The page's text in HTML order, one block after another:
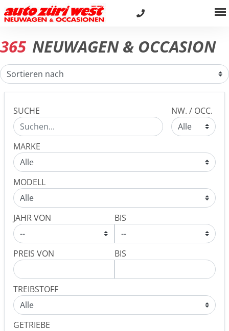
365 NEUWAGEN & OCCASION
SUCHE NW. / OCC.
MARKE
MODELL
JAHR VON BIS
PREIS VON BIS
TREIBSTOFF
GETRIEBE